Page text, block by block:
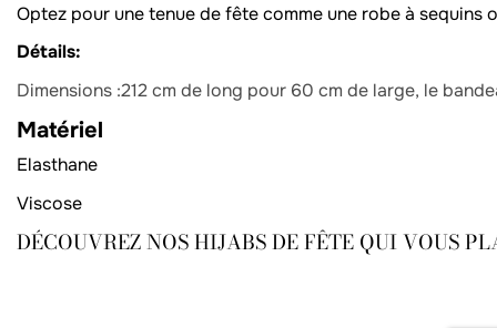
Optez pour une tenue de fête comme une robe à
Détails:
Dimensions :212 cm de long pour 60 cm de large, le
Matériel
Elasthane
Viscose
DÉCOUVREZ NOSHIJABS DE FÊTE QUI VOUS